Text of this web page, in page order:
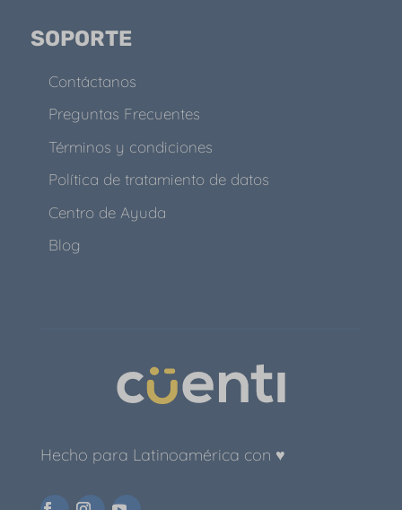
SOPORTE
Contáctanos
Preguntas Frecuentes
Términos y condiciones
Política de tratamiento de datos
Centro de Ayuda
Blog
Hecho para Latinoamérica con ♥